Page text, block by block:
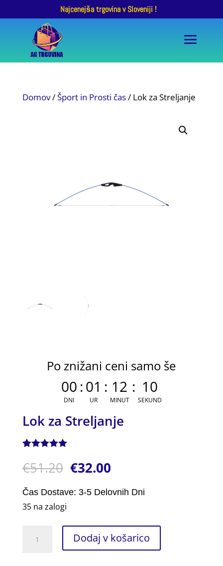
Najcenejša trgovina v Sloveniji !
Domov/Šport in Prosti čas/ Lok za Streljanje
Po znižani ceni samo še
00
DNI
:01
UR
: 12
MINUT
: 09
SEKUND
Lok za Streljanje
5.00 od 5
na podlagi
stranke
€51.20 €32.00
Čas Dostave: 3-5 Delovnih Dni
35 na zalogi
Dodaj v košarico